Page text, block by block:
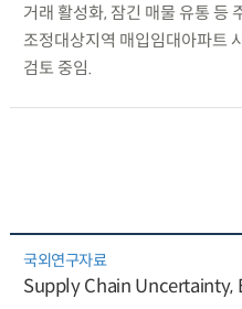
거래 활성화, 잠긴 매물 유통 등
조정대상지역 매입임대아파트
검토 중임.
국외연구자료
Supply Chain Uncertainty,